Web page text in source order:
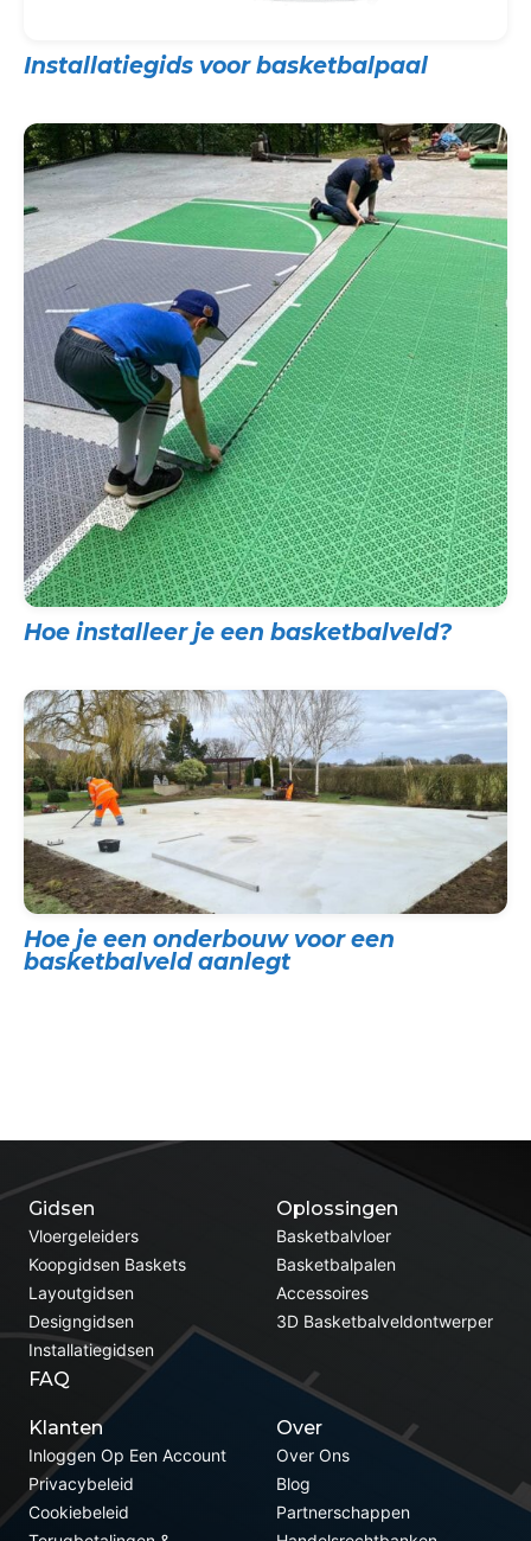
Installatiegids voor basketbalpaal
Hoe installeer je een basketbalveld?
Hoe je een onderbouw voor een
basketbalveld aanlegt
Oplossingen
Basketbalvloer
Basketbalpalen
Accessoires
3D Basketbalveldontwerper
Gidsen
Vloergeleiders
Koopgidsen Baskets
Layoutgidsen
Designgidsen
Installatiegidsen
FAQ
Klanten
Inloggen Op Een Account
Privacybeleid
Cookiebeleid
Over
Over Ons
Blog
Partnerschappen